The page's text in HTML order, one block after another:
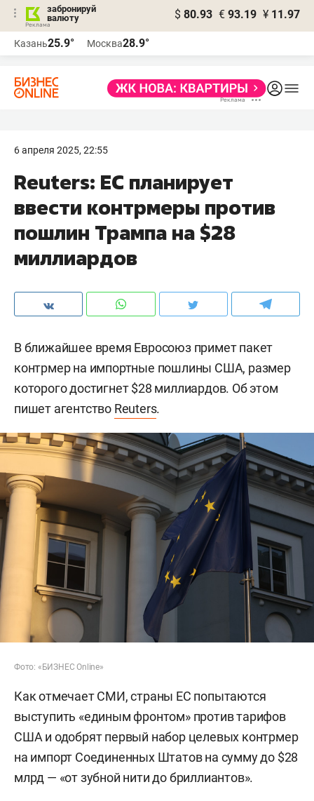
забронируй
валюту
$ 80.93 € 93.19 ¥ 11.97
Казань25.9° Москва28.9°
6 апреля 2025, 22:55
Reuters: ЕС планирует
ввести контрмеры против
пошлин Трампа на $28
миллиардов
В ближайшее время Евросоюз примет пакет
контрмер на импортные пошлины США, размер
которого достигнет $28 миллиардов. Об этом
пишет агентство Reuters.
Фото: «БИЗНЕСOnline»
Как отмечает СМИ, страны ЕС попытаются
выступить «единым фронтом» против тарифов
США и одобрят первый набор целевых контрмер
на импорт Соединенных Штатов на сумму до $28
млрд — «от зубной нити до бриллиантов».